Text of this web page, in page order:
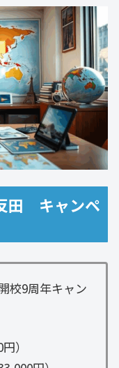
田 キャンペ
校9周年キャン
）